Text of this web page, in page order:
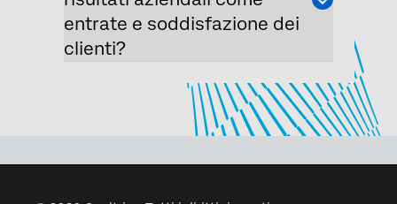
entrate e soddisfazione dei
clienti?